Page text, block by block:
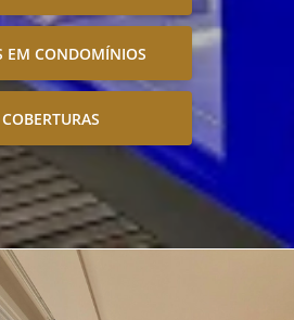
EM CONDOMÍNIOS
COBERTURAS